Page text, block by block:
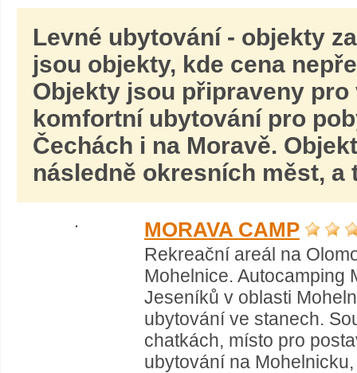
Levné ubytování- objekty
jsou objekty, kde cena
Objekty jsou připraveny
komfortní ubytování pro
Čechách i na Moravě.
následně okresních měst,
MORAVA CAMP
Rekreační areál na
Mohelnice. Autocamping
Jeseníků v oblasti
ubytování ve stanech.
chatkách, místo pro
ubytování na